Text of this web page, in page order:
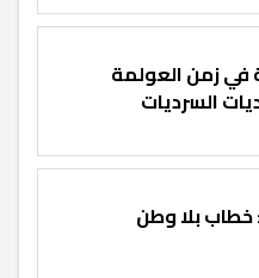
في زمن العولمة
السرديات
خطاب بلا وطن